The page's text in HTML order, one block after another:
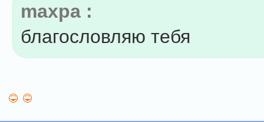
maxpa :
благословляю тебя